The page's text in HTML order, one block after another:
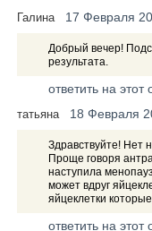
Галина 17 Февраля
Добрый вечер!
результата.
ответить на этот
татьяна 18 Февраля
Здравствуйте! Нет
Проще говоря
наступила
может вдруг
яйцеклетки
ответить на этот